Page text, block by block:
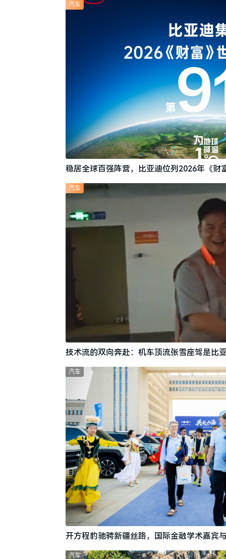
稳居全球百强阵营，比亚迪位列2026年《财
汽车
技术流的双向奔赴：机车顶流张雪座驾是比
汽车
开方程豹驰骋新疆丝路，国际金融学术嘉宾
汽车
汽车